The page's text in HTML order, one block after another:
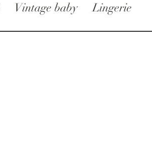
Vintage baby Lingerie